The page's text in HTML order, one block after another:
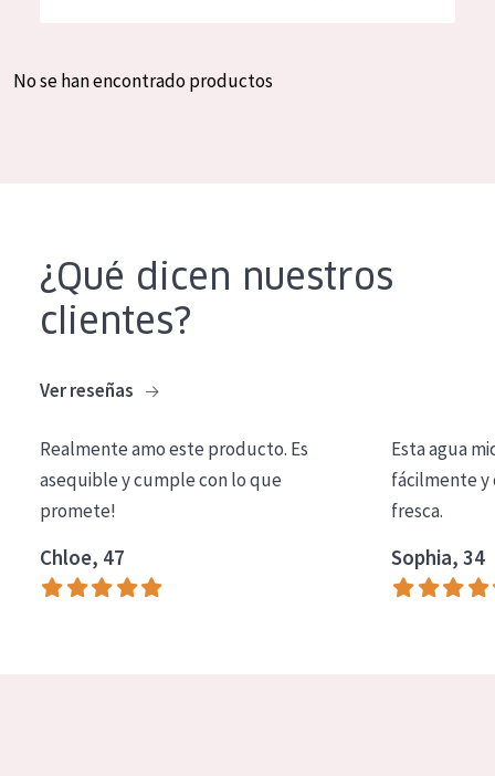
Crema de día
Crema de noche
Limpieza
COLECCIÓN
Essentials
Lift+
Spanish
No se han encontrado productos
¿Qué dicen nuestros
clientes?
Ver reseñas
Realmente amo este producto. Es
asequible y cumple con lo que
promete!
Chloe, 47
Esta agua
fácilmente y
fresca.
Sophia, 34